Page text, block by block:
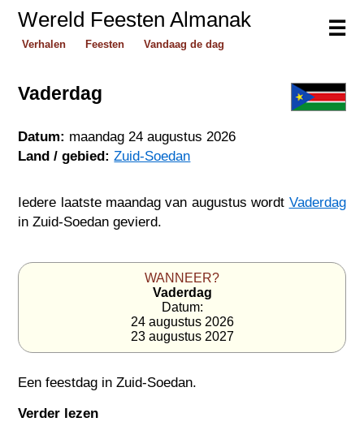
☰
Wereld Feesten Almanak
Verhalen Feesten Vandaag de dag
Vaderdag
Datum: maandag 24 augustus 2026
Land / gebied: Zuid-Soedan
Iedere laatste maandag van augustus wordt Vaderdag
in Zuid-Soedan gevierd.
WANNEER?
Vaderdag
Datum:
24 augustus 2026
23 augustus 2027
Een feestdag inZuid-Soedan.
Verder lezen